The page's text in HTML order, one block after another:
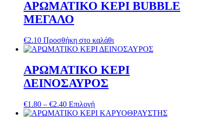
σελίδα
€18.00.είναι:
€15.00.
ΑΡΩΜΑΤΙΚΟ ΚΕΡΙ BUBBLE
ΜΕΓΑΛΟ
€2.10 Προσθήκη στο καλάθι
ΑΡΩΜΑΤΙΚΟ ΚΕΡΙ
ΔΕΙΝΟΣΑΥΡΟΣ
€1.80 – €2.40Price
range:
ΕπιλογήΑυτό
το